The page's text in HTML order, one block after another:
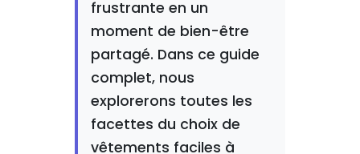
frustrante en un
moment de bien-être
partagé. Dans ce guide
complet, nous
explorerons toutes les
facettes du choix de
vêtements faciles à